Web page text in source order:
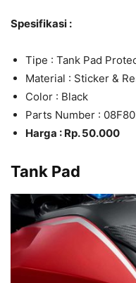
Spesifikasi :
Tipe : Tank Pad
Material : Sticker &
Color : Black
Parts Number :
Harga : Rp. 50.000
Tank Pad